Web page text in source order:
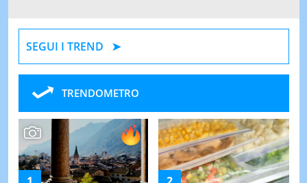
SEGUI I TREND
TRENDOMETRO